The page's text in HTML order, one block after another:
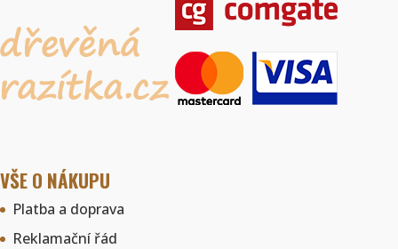
VŠE O NÁKUPU
Platba a doprava
Reklamační řád